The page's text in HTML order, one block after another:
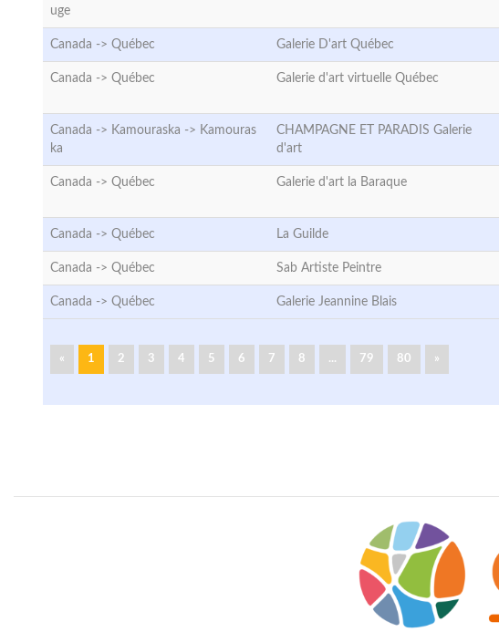
uge
Canada -> Québec Galerie D'art Québec
Canada -> Québec Galerie d'art virtuelle Québec
Canada -> Kamouraska -> Kamouras
ka
CHAMPAGNE ET PARADIS Galerie
d'art
Canada -> Québec Galerie d'art la Baraque
Canada -> Québec La Guilde
Canada -> Québec Sab Artiste Peintre
Canada -> Québec Galerie Jeannine Blais
« 1 2 3 4 5 6 7 8 ... 79 80 »